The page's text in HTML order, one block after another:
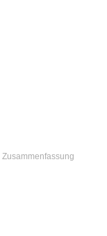
Zusammenfassung